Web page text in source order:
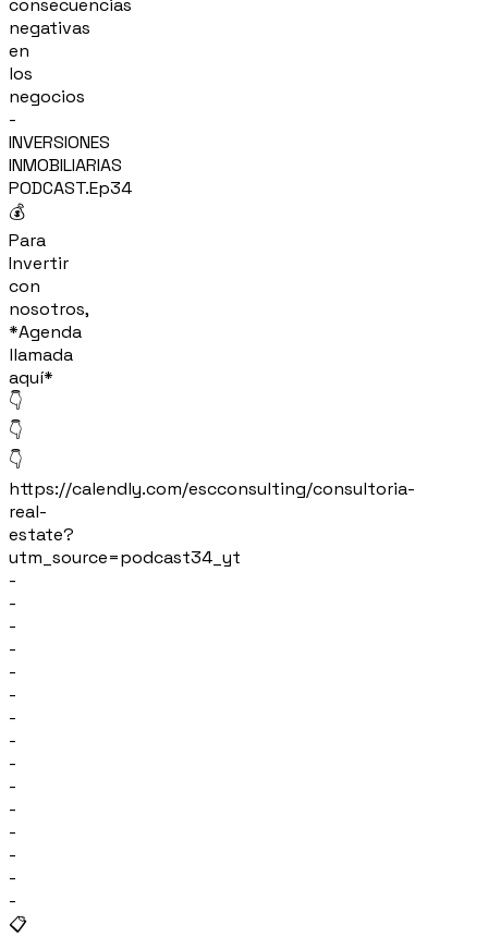
consecuencias
negativas
en
los
negocios
-
INVERSIONES
INMOBILIARIAS
PODCAST.Ep34
💰
Para
Invertir
con
nosotros,
*Agenda
llamada
aquí*
👇
👇
👇
https://calendly.com/escconsulting/consultoria-
real-
estate?
utm_source=podcast34_yt
-
-
-
-
-
-
-
-
-
-
-
-
-
-
-
📋